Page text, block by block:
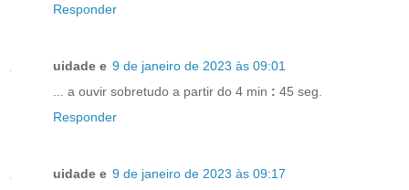
Responder
uidade e 9 de janeiro de 2023 às 09:01
... a ouvir sobretudo a partir do 4 min : 45 seg.
Responder
uidade e 9 de janeiro de 2023 às 09:17